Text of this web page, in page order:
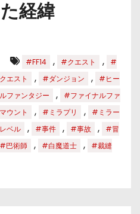
経緯
#FF14 , #クエスト ,
#
エスト , #ダンジョン ,
#ヒー
ファンタジー ,
#ファイナルファ
ウント , #ミラプリ ,
#ミラー
ベル , #事件 , #事故 ,
#冒
#巴術師 , #白魔道士 ,
#裁縫